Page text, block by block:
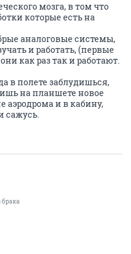
мозга, в том что
которые есть на
аналоговые системы,
и работать, (первые
как раз так и работают.
в полете заблудишься,
на планшете новое
аэродрома и в кабину,
сажусь.
брака